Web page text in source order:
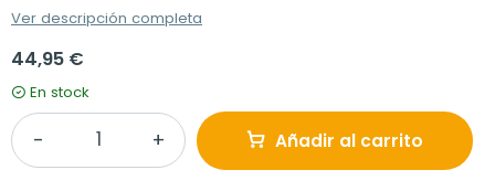
Ver descripción completa
44,95 €
En stock
Añadir al carrito